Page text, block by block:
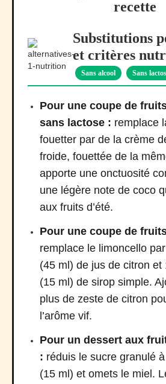
recette
Substitutions
et critères
Sans alcool Sans
Pour une coupe de
sans lactose : remplace
fouetter par de la crème
froide, fouettée de la
apporte une onctuosité
une légère note de coco
aux fruits d’été.
Pour une coupe de
remplace le limoncello
(45 ml) de jus de citron et
(15 ml) de sirop simple.
plus de zeste de citron
l’arôme vif.
Pour un dessert aux
: réduis le sucre granulé
(15 ml) et omets le miel.